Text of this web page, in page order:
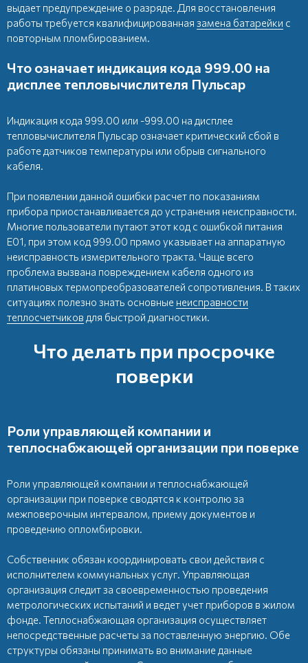
выдает предупреждение о разряде. Для восстановления
работы требуется квалифицированная замена батарейки с
повторным пломбированием.
Что означает индикация кода 999.00 на
дисплее тепловычислителя Пульсар
Индикация кода 999.00 или -999.00 на дисплее
тепловычислителя Пульсар означает критический сбой в
работе датчиков температуры или обрыв сигнального
кабеля.
При появлении данной ошибки расчет по показаниям
прибора приостанавливается до устранения неисправности.
Многие пользователи путают этот код с ошибкой питания
E01, при этом код 999.00 прямо указывает на аппаратную
неисправность измерительного тракта. Чаще всего
проблема вызвана повреждением кабеля одного из
платиновых термопреобразователей сопротивления. В таких
ситуациях полезно знать основные неисправности
теплосчетчиков для быстрой диагностики.
Что делать при просрочке
поверки
Роли управляющей компании и
теплоснабжающей организации при поверке
Роли управляющей компании и теплоснабжающей
организации при поверке сводятся к контролю за
межповерочным интервалом, приему документов и
проведению опломбировки.
Собственник обязан координировать свои действия с
исполнителем коммунальных услуг. Управляющая
организация следит за своевременностью проведения
метрологических испытаний и ведет учет приборов в жилом
фонде. Теплоснабжающая организация осуществляет
непосредственные расчеты за поставленную энергию. Обе
структуры обязаны принимать во внимание данные